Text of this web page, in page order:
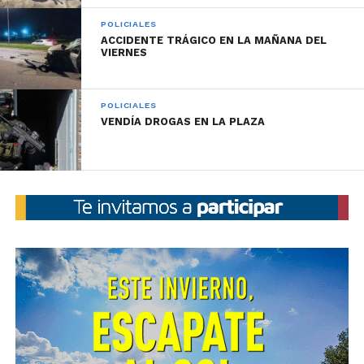
POLICIALES
ACCIDENTE TRÁGICO EN LA MAÑANA DEL
VIERNES
POLICIALES
VENDÍA DROGAS EN LA PLAZA